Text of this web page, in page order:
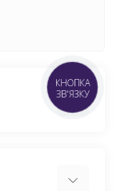
КНОПКА
ЗВ'ЯЗКУ